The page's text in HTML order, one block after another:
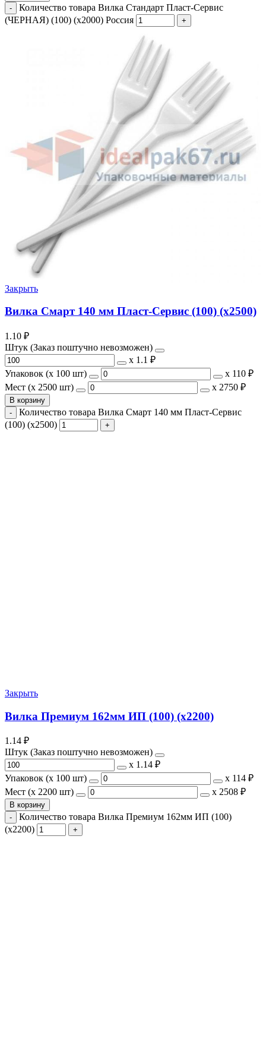
Количество товара Вилка Стандарт Пласт-Сервис
(ЧЕРНАЯ) (100) (х2000) Россия
Закрыть
Вилка Смарт 140 мм Пласт-Сервис (100) (х2500)
1.10 ₽
Штук (Заказ поштучно невозможен)
х 1.1 ₽
Упаковок (x 100 шт)
х 110 ₽
Мест (x 2500 шт)
х 2750 ₽
В корзину
Количество товара Вилка Смарт 140 мм Пласт-Сервис
(100) (х2500)
Закрыть
Вилка Премиум 162мм ИП (100) (х2200)
1.14 ₽
Штук (Заказ поштучно невозможен)
х 1.14 ₽
Упаковок (x 100 шт)
х 114 ₽
Мест (x 2200 шт)
х 2508 ₽
В корзину
Количество товара Вилка Премиум 162мм ИП (100)
(х2200)